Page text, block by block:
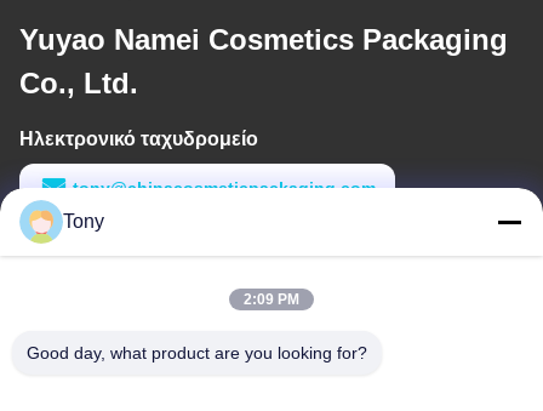
Yuyao Namei Cosmetics Packaging
Co., Ltd.
Ηλεκτρονικό ταχυδρομείο
tony@chinacosmeticpackaging.com
Εργασιακό χρόνο
Tony
2:09 PM
Good day, what product are you looking for?